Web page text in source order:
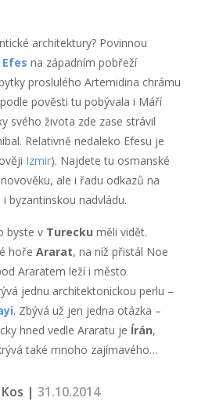
architektury? Povinnou
Efes na západním pobřeží
proslulého Artemidina chrámu
pověsti tu pobývala i Máří
svého života zde zase strávil
Relativně nedaleko Efesu je
Izmir). Najdete tu osmanské
ale i řadu odkazů na
byzantinskou nadvládu.
byste v Turecku měli vidět.
hoře Ararat, na níž přistál Noe
Araratem leží i město
jednu architektonickou perlu –
. Zbývá už jen jedna otázka –
hned vedle Araratu je Írán,
také mnoho zajímavého…
| 31.10.2014